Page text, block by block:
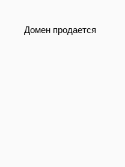
Домен продается